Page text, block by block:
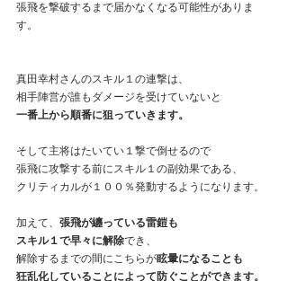
張飛を撃破するまで届かなくなる可能性がありま
す。
真田幸村さんのスキル１の連撃は、
相手陣営が誰もダメージを受けていないと
一番上から順番に狙っていきます。
そして主将はたいてい１撃で倒せるので
張飛に攻撃する前にスキル１の副効果である、
クリティカルが１００％発動するようになります。
加えて、 張飛が纏っている雷鎧も
スキル１で早々に解除でき、
解除するまでの間にこちらが眩暈になることも
狂乱化していることによって防ぐことができます。